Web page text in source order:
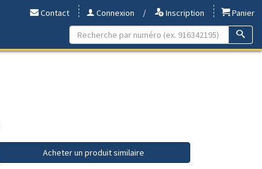
Contact Connexion / Inscription
Panier
Acheter un produit similaire